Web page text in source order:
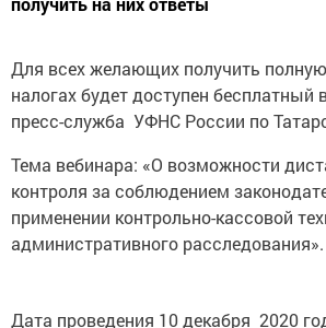
Для всех желающих получить
налогах будет доступен бесплатный
пресс-служба УФНС России по
Тема вебинара: «О возможности
контроля за соблюдением
применении контрольно-кассовой
административного расследования».
Дата проведения 10 декабря 2020